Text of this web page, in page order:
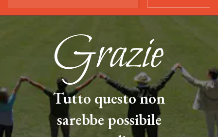
Tutto questo non
sarebbe possibile